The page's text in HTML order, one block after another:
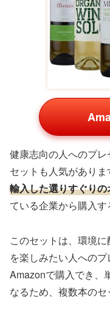
健康志向の人へのプ
セットも人気がありま
輸入した選りすぐり
ている企業から購入す
このセットは、環境
を楽しみたい人への
Amazonで購入でき、
なるため、複数本のセ